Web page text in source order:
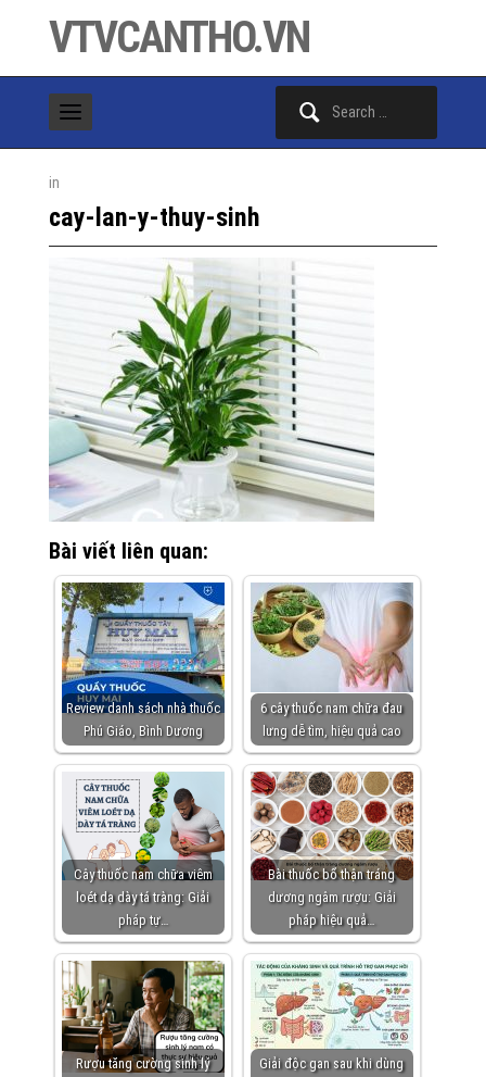
VTVCANTHO.VN
in
cay-lan-y-thuy-sinh
Bài viết liên quan:
Review danh sách nhà thuốc
Phú Giáo, Bình Dương
6 cây thuốc nam chữa đau
lưng dễ tìm, hiệu quả cao
Cây thuốc nam chữa viêm
loét dạ dày tá tràng: Giải
pháp tự…
Bài thuốc bổ thận tráng
dương ngâm rượu: Giải
pháp hiệu quả…
Rượu tăng cường sinh lý
Giải độc gan sau khi dùng